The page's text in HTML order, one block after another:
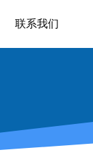
联系我们